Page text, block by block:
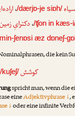
/dærjɒ-je siɒh/،
/ʧon in kæs-،دکترایِ
ʃenɒsi æz dɒneʃ-
die kein
کوشش/kuʃeʃ/
spricht man, wenn die
eineAdjektivphrase ↓,
↓oder eine infinite